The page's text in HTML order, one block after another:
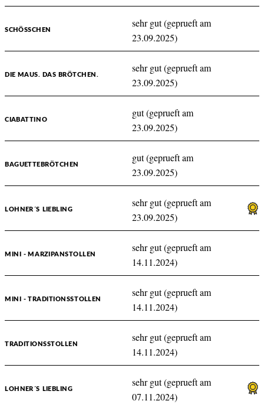
SCHÖSSCHEN
sehr gut (geprueft am
23.09.2025)
DIE MAUS. DAS BRÖTCHEN.
sehr gut (geprueft am
23.09.2025)
CIABATTINO
gut (geprueft am
23.09.2025)
BAGUETTEBRÖTCHEN
gut (geprueft am
23.09.2025)
LOHNER´S LIEBLING
sehr gut (geprueft am
23.09.2025)
MINI - MARZIPANSTOLLEN
sehr gut (geprueft am
14.11.2024)
MINI - TRADITIONSSTOLLEN
sehr gut (geprueft am
14.11.2024)
TRADITIONSSTOLLEN
sehr gut (geprueft am
14.11.2024)
LOHNER´S LIEBLING
sehr gut (geprueft am
07.11.2024)